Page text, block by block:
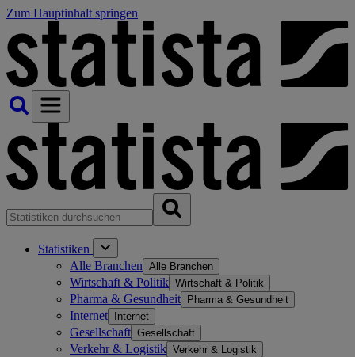
Zum Hauptinhalt springen
Statistiken
Alle Branchen Alle Branchen
Wirtschaft & Politik Wirtschaft & Politik
Pharma & Gesundheit Pharma & Gesundheit
Internet Internet
Gesellschaft Gesellschaft
Verkehr & Logistik Verkehr & Logistik